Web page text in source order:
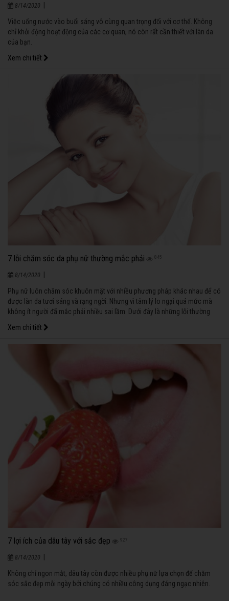
8/14/2020 |
Việc uống nước vào buổi sáng vô cùng quan trọng đối với cơ thể. Không
chỉ khởi động hoạt động của các cơ quan, nó còn rất cần thiết với làn da
của bạn.
Xem chi tiết
7 lỗi chăm sóc da phụ nữ thường mắc phải 845
8/14/2020
Phụ nữ luôn chăm sóc khuôn mặt với nhiều phương pháp khác nhau để có
được làn da tươi sáng và rạng ngời. Nhưng vì tâm lý lo ngại quá mức mà
không ít người đã mắc phải nhiều sai lầm. Dưới đây là những lỗi thường
Xem chi tiết
7 lợi ích của dâu tây với sắc đẹp 927
8/14/2020
Không chỉ ngon mắt, dâu tây còn được nhiều phụ nữ lựa chọn để chăm
sóc sắc đẹp mỗi ngày bởi chúng có nhiều công dụng đáng ngạc nhiên.